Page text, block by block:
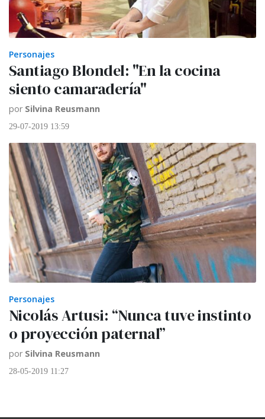
Personajes
Santiago Blondel: "En la cocina
siento camaradería"
por Silvina Reusmann
29-07-2019 13:59
Personajes
Nicolás Artusi: “Nunca tuve instinto
o proyección paternal”
por Silvina Reusmann
28-05-2019 11:27